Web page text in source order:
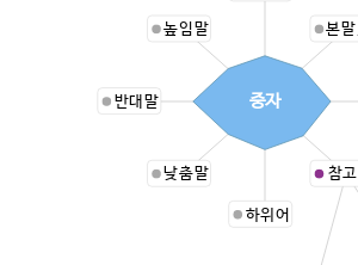
본
참
하위어
낮춤말
반대말
높임말
중자